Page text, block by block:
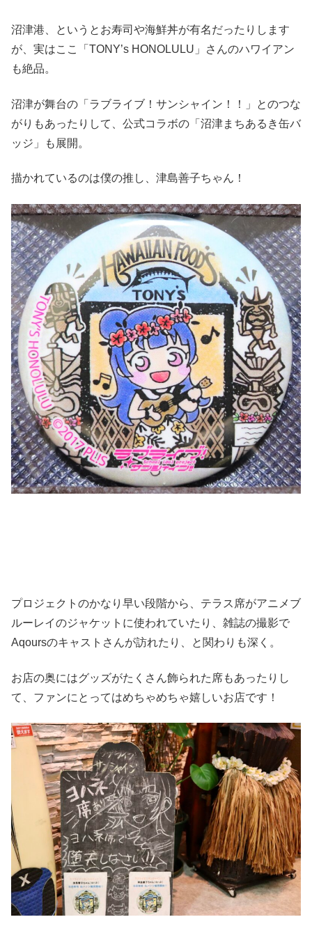
沼津港、というとお寿司や海鮮丼が有名だったりします
が、実はここ「TONY’s HONOLULU」さんのハワイアン
も絶品。
沼津が舞台の「ラブライブ！サンシャイン！！」とのつな
がりもあったりして、公式コラボの「沼津まちあるき缶バ
ッジ」も展開。
描かれているのは僕の推し、津島善子ちゃん！
プロジェクトのかなり早い段階から、テラス席がアニメブ
ルーレイのジャケットに使われていたり、雑誌の撮影で
Aqoursのキャストさんが訪れたり、と関わりも深く。
お店の奥にはグッズがたくさん飾られた席もあったりし
て、ファンにとってはめちゃめちゃ嬉しいお店です！